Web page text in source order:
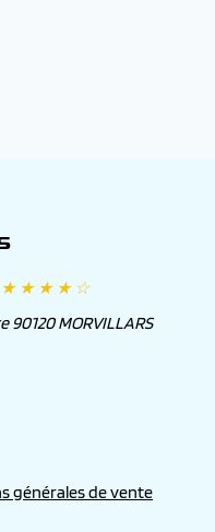
★ ★ ★ ★ ☆
90120 MORVILLARS
générales de vente